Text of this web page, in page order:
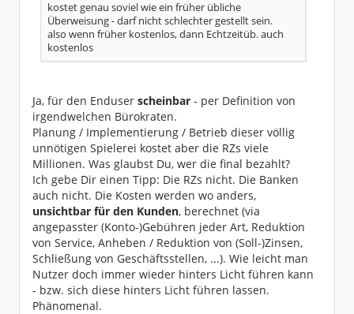
kostet genau soviel wie ein früher übliche
Überweisung - darf nicht schlechter gestellt sein.
also wenn früher kostenlos, dann Echtzeitüb. auch
kostenlos
Ja, für den Enduser scheinbar - per Definition von
irgendwelchen Bürokraten.
Planung / Implementierung / Betrieb dieser völlig
unnötigen Spielerei kostet aber die RZs viele
Millionen. Was glaubst Du, wer die final bezahlt?
Ich gebe Dir einen Tipp: Die RZs nicht. Die Banken
auch nicht. Die Kosten werden wo anders,
unsichtbar für den Kunden, berechnet (via
angepasster (Konto-)Gebühren jeder Art, Reduktion
von Service, Anheben / Reduktion von (Soll-)Zinsen,
Schließung von Geschäftsstellen, ...). Wie leicht man
Nutzer doch immer wieder hinters Licht führen kann
- bzw. sich diese hinters Licht führen lassen.
Phänomenal.